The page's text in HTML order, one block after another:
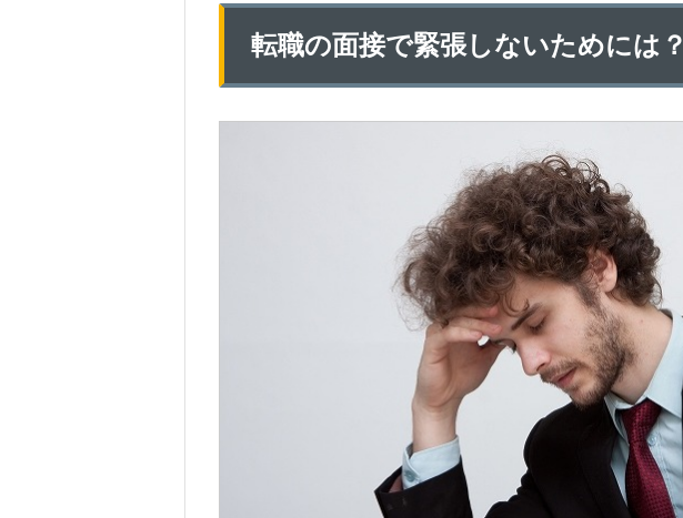
転職の面接で緊張しないためには？